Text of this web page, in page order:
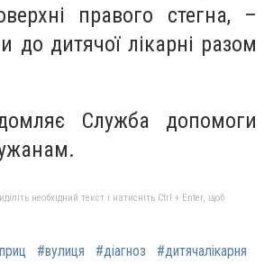
правого стегна, –
до дитячої лікарні разом
Служба допомоги
необхідний текст і натисніть Ctrl + Enter, щоб
#вулиця #діагноз #дитячалікарня